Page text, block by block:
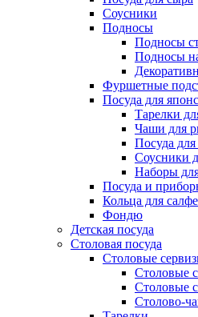
Соусники
Подносы
Подносы
Подносы
Фуршетные
Посуда для
Тарелки
Чаши для
Посуда
Соусники
Наборы
Посуда и
Кольца для
Фондю
Детская посуда
Столовая посуда
Столовые
Столовые
Столовые
Столово-